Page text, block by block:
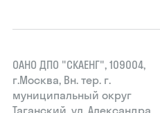
ОАНО ДПО "СКАЕНГ", 109004,
г.Москва, Вн. тер. г.
муниципальный округ